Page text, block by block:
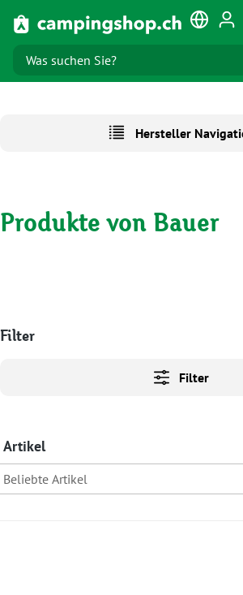
Zum Hauptinhalt springen
Hersteller
Produkte von Bauer
Filter
Filter
Artikel